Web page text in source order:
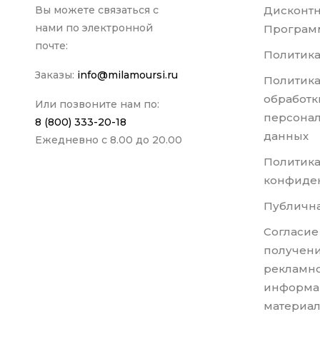
Вы можете связаться с
нами по электронной
почте:
Заказы: info@milamoursi.ru
Или позвоните нам по:
8 (800) 333-20-18
Ежедневно с 8.00 до 20.00
данных
Политика